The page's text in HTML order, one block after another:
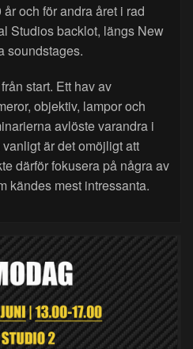
och för andra året i rad
Studios backlot, längs New
soundstages.
start. Ett hav av
objektiv, lampor och
avlöste varandra i
är det omöjligt att
därför fokusera på några av
kändes mest intressanta.